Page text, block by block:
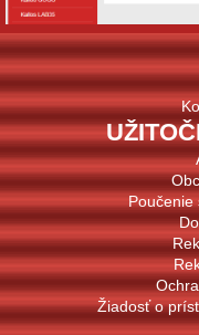
Žiadosť o